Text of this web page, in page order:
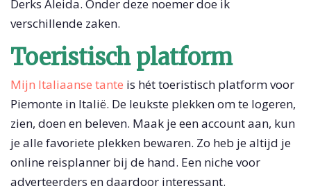
Derks Aleida. Onder deze noemer doe ik
verschillende zaken.
Toeristisch platform
Mijn Italiaanse tante is hét toeristisch platform voor
Piemonte in Italië. De leukste plekken om te logeren,
zien, doen en beleven. Maak je een account aan, kun
je alle favoriete plekken bewaren. Zo heb je altijd je
online reisplanner bij de hand. Een niche voor
adverteerders en daardoor interessant.